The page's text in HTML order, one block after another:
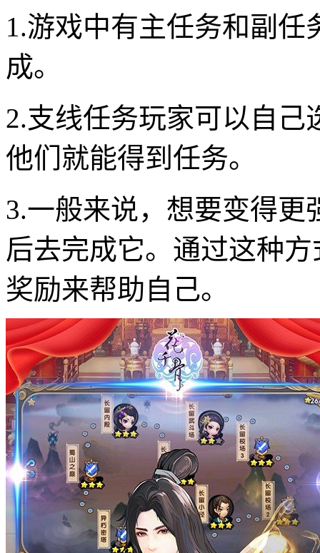
1.游戏中有主任务和副
成。
2.支线任务玩家可以自
他们就能得到任务。
3.一般来说，想要变得
后去完成它。通过这种
奖励来帮助自己。